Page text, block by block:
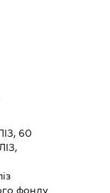
60
фонду